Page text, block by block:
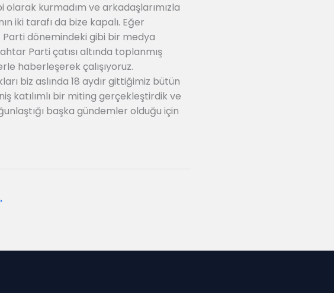
kurmadım ve arkadaşlarımızla
iki tarafı da bize kapalı. Eğer
dönemindeki gibi bir medya
Parti çatısı altında toplanmış
haberleşerek çalışıyoruz.
biz aslında 18 aydır gittiğimiz bütün
katılımlı bir miting gerçekleştirdik ve
başka gündemler olduğu için